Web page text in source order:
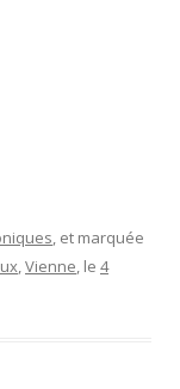
, et marquée
,Vienne, le 4